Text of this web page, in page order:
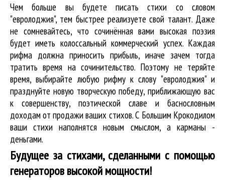
Чем больше вы будете писать стихи со словом
"евролоджия", тем быстрее реализуете свой талант. Даже
не сомневайтесь, что сочинённая вами высокая поэзия
будет иметь колоссальный коммерческий успех. Каждая
рифма должна приносить прибыль, иначе зачем тогда
тратить время на сочинительство. Поэтому не теряйте
время, выбирайте любую рифму к слову "евролоджия" и
празднуйте новую творческую победу, приближающую вас
к совершенству, поэтической славе и баснословным
доходам от продажи ваших стихов. С Большим Крокодилом
ваши стихи наполнятся новым смыслом, а карманы -
деньгами.
Будущее за стихами, сделанными с помощью
генераторов высокой мощности!